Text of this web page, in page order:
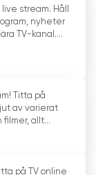
stream. Håll
nyheter
TV-kanal....
Titta på
av varierat
allt...
på TV online